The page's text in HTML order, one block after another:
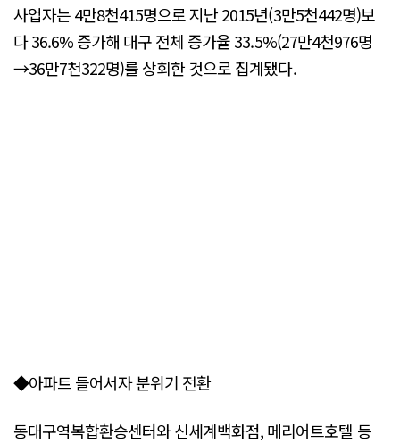
사업자는 4만8천415명으로 지난 2015년(3만5천442명)보
다 36.6% 증가해 대구 전체 증가율 33.5%(27만4천976명
→36만7천322명)를 상회한 것으로 집계됐다.
◆아파트 들어서자 분위기 전환
동대구역복합환승센터와 신세계백화점, 메리어트호텔 등